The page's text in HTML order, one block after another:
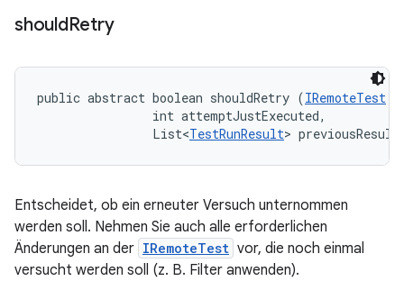
shouldRetry
public abstract boolean shouldRetry (IRemoteTest
                int attemptJustExecuted,
                List<
TestRunResult>
Entscheidet, ob ein erneuter Versuch unternommen
werden soll. Nehmen Sie auch alle erforderlichen
Änderungen an der IRemoteTest vor, die noch einmal
versucht werden soll (z. B. Filter anwenden).